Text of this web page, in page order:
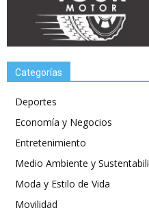
Categorías
Deportes
Economía y Negocios
Entretenimiento
Medio Ambiente y
Moda y Estilo de Vida
Movilidad